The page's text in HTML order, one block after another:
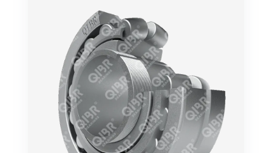
Обороты
Нагрузка
Устойчивость
Срок службы
Стоимость